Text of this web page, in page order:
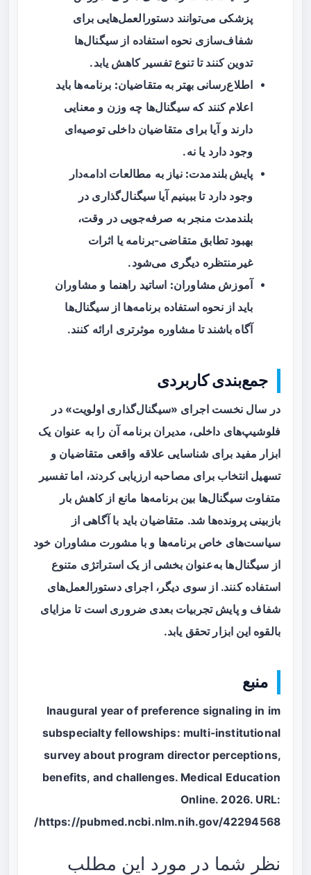
پزشکی می‌توانند دستورالعمل‌هایی برای
شفاف‌سازی نحوه استفاده از سیگنال‌ها
تدوین کنند تا تنوع تفسیر کاهش یابد.
اطلاع‌رسانی بهتر به متقاضیان: برنامه‌ها باید
اعلام کنند که سیگنال‌ها چه وزن و معنایی
دارند و آیا برای متقاضیان داخلی توصیه‌ای
وجود دارد یا نه.
پایش بلندمدت: نیاز به مطالعات ادامه‌دار
وجود دارد تا ببینیم آیا سیگنال‌گذاری در
بلندمدت منجر به صرفه‌جویی در وقت،
بهبود تطابق متقاضی-برنامه یا اثرات
غیرمنتظره دیگری می‌شود.
آموزش مشاوران: اساتید راهنما و مشاوران
باید از نحوه استفاده برنامه‌ها از سیگنال‌ها
آگاه باشند تا مشاوره موثرتری ارائه کنند.
جمع‌بندی کاربردی
در سال نخست اجرای «سیگنال‌گذاری اولویت» در
فلوشیپ‌های داخلی، مدیران برنامه آن را به عنوان یک
ابزار مفید برای شناسایی علاقه واقعی متقاضیان و
تسهیل انتخاب برای مصاحبه ارزیابی کردند، اما تفسیر
متفاوت سیگنال‌ها بین برنامه‌ها مانع از کاهش بار
بازبینی پرونده‌ها شد. متقاضیان باید با آگاهی از
سیاست‌های خاص برنامه‌ها و با مشورت مشاوران خود
از سیگنال‌ها به‌عنوان بخشی از یک استراتژی متنوع
استفاده کنند. از سوی دیگر، اجرای دستورالعمل‌های
شفاف و پایش تجربیات بعدی ضروری است تا مزایای
بالقوه این ابزار تحقق یابد.
منبع
Inaugural year of preference signaling in im
subspecialty fellowships: multi-institutional
survey about program director perceptions,
benefits, and challenges. Medical Education
Online. 2026. URL:
https://pubmed.ncbi.nlm.nih.gov/42294568/
نظر شما در مورد این مطلب